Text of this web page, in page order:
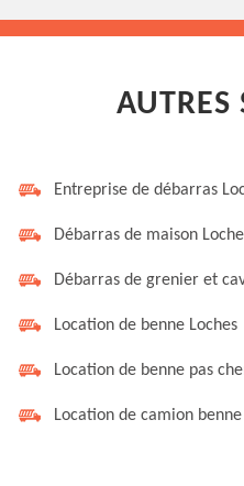
AUTRES
Entreprise de débarras
Débarras de maison
Débarras de grenier et
Location de benne Loches
Location de benne pas
Location de camion benne